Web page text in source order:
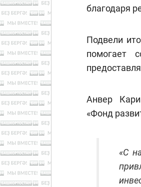
благодаря
Подвели
помогает
Анвер
«Фонд
«С